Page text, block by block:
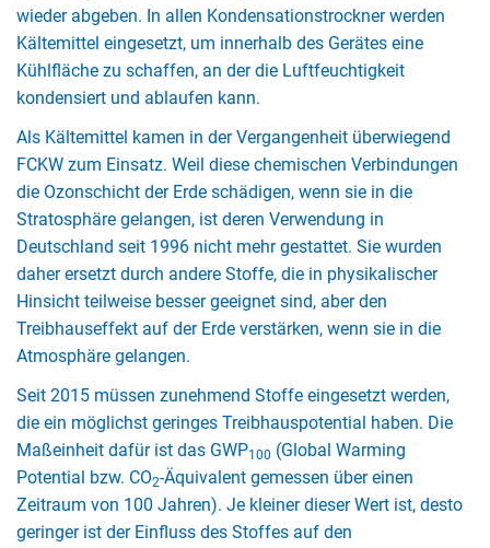
wieder abgeben. In allen Kondensationstrockner werden
Kältemittel eingesetzt, um innerhalb des Gerätes eine
Kühlfläche zu schaffen, an der die Luftfeuchtigkeit
kondensiert und ablaufen kann.
Als Kältemittel kamen in der Vergangenheit überwiegend
FCKW zum Einsatz. Weil diese chemischen Verbindungen
die Ozonschicht der Erde schädigen, wenn sie in die
Stratosphäre gelangen, ist deren Verwendung in
Deutschland seit 1996 nicht mehr gestattet. Sie wurden
daher ersetzt durch andere Stoffe, die in physikalischer
Hinsicht teilweise besser geeignet sind, aber den
Treibhauseffekt auf der Erde verstärken, wenn sie in die
Atmosphäre gelangen.
Seit 2015 müssen zunehmend Stoffe eingesetzt werden,
die ein möglichst geringes Treibhauspotential haben. Die
Maßeinheit dafür ist das GWP100 (Global Warming
Potential bzw. CO2-Äquivalent gemessen über einen
Zeitraum von 100 Jahren). Je kleiner dieser Wert ist, desto
geringer ist der Einfluss des Stoffes auf den